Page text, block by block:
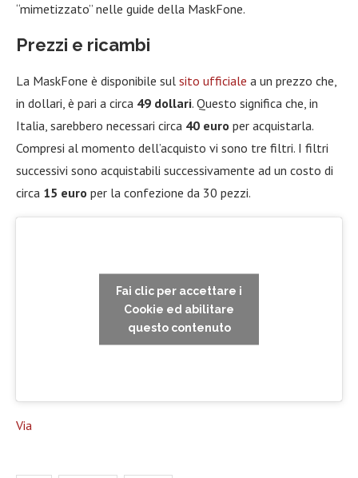
“mimetizzato” nelle guide della MaskFone.
Prezzi e ricambi
La MaskFone è disponibile sul sito ufficiale a un prezzo che,
in dollari, è pari a circa 49 dollari. Questo significa che, in
Italia, sarebbero necessari circa 40 euro per acquistarla.
Compresi al momento dell’acquisto vi sono tre filtri. I filtri
successivi sono acquistabili successivamente ad un costo di
circa 15 euro per la confezione da 30 pezzi.
Fai clic per accettare i
Cookie ed abilitare
questo contenuto
Via